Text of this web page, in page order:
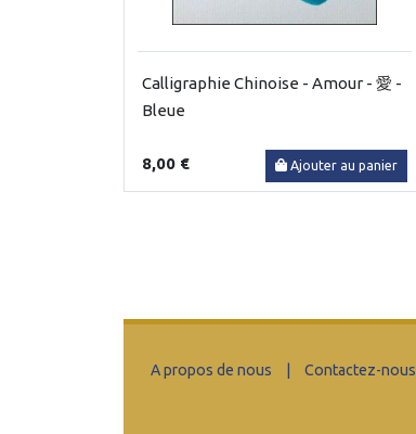
Calligraphie Chinoise - Amour - 愛 -
Bleue
8,00 € Ajouter au panier
A propos de nous | Contactez-nous